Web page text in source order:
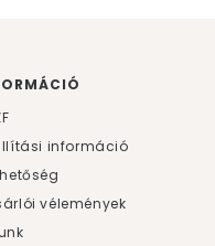
információ
vélemények